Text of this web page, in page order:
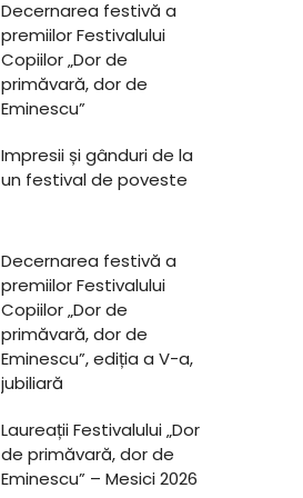
Decernarea festivă a
premiilor Festivalului
Copiilor „Dor de
primăvară, dor de
Eminescu”
Impresii și gânduri de la
un festival de poveste
Decernarea festivă a
premiilor Festivalului
Copiilor „Dor de
primăvară, dor de
Eminescu”, ediția a V-a,
jubiliară
Laureații Festivalului „Dor
de primăvară, dor de
Eminescu” – Mesici 2026